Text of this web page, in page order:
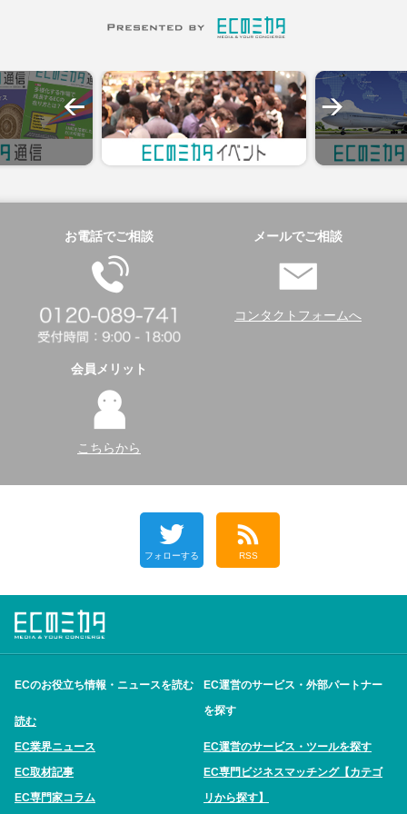
お電話でご相談 メールでご相談
コンタクトフォームへ
会員メリット
こちらから
フォローする RSS
ECのお役立ち情報・ニュースを読む
読む
EC業界ニュース
EC取材記事
EC専門家コラム
EC運営のサービス・外部パートナー
を探す
EC運営のサービス・ツールを探す
EC専門ビジネスマッチング【カテゴ
リから探す】